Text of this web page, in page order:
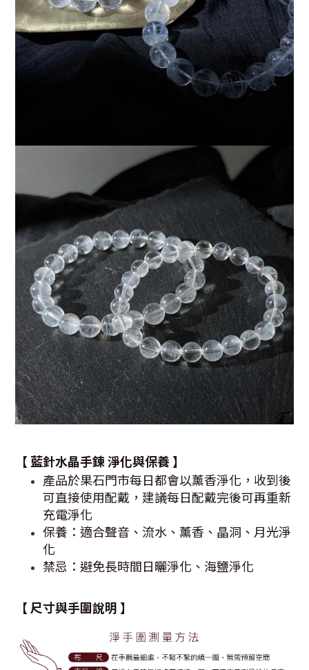
【藍針水晶手鍊淨化與保養 】
產品於果石門市每日都會以薰香淨化，收到後
可直接使用配戴，建議每日配戴完後可再重新
充電淨化
保養：適合聲音、流水、薰香、晶洞、月光淨
化
禁忌：避免長時間日曬淨化、海鹽淨化
【 尺寸與手圍說明 】